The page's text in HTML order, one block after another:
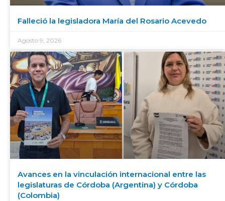
Falleció la legisladora María del Rosario Acevedo
Agosto 9, 2026
Avances en la vinculación internacional entre las
legislaturas de Córdoba (Argentina) y Córdoba
(Colombia)